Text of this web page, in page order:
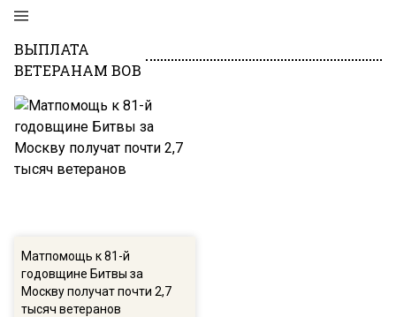
ВЫПЛАТА
ВЕТЕРАНАМ ВОВ
Матпомощь к 81-й
годовщине Битвы за
Москву получат почти 2,7
тысяч ветеранов